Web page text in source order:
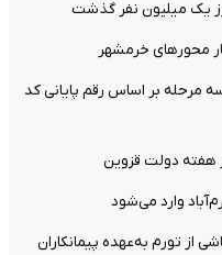
یک میلیون نفر گذشت
سه مرحله بر اساس رقم پایانی کد
از تورم به‌عهده پیمانکاران